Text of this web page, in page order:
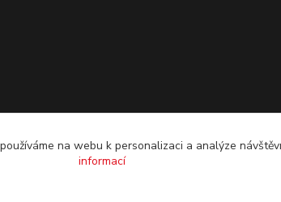
na webu k personalizaci a analýze
informací